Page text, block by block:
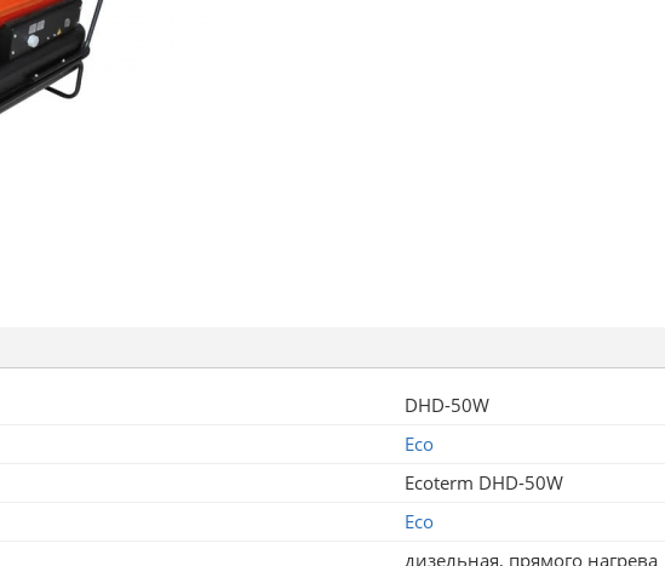
DHD-50W
Eco
Ecoterm DHD-50W
Eco
дизельная, прямого нагрева